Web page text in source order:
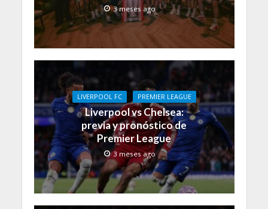
3 meses ago
LIVERPOOL FC PREMIER LEAGUE
Liverpool vs Chelsea:
previa y pronóstico de
Premier League
3 meses ago